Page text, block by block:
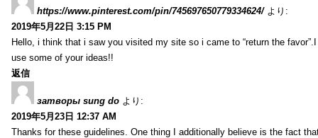
https://www.pinterest.com/pin/745697650779334624/ より:
2019年5月22日 3:15 PM
Hello, i think that i saw you visited my site so i came to “return the
use some of your ideas!!
返信
затворы sung do より:
2019年5月23日 12:37 AM
Thanks for these guidelines. One thing I additionally believe is the fact